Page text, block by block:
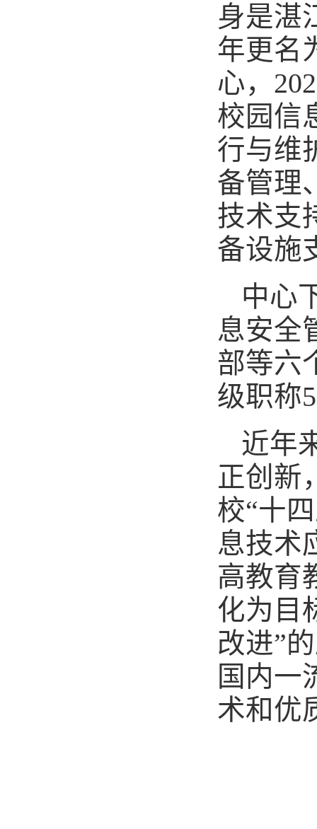
身是湛
年更名
心，
校园信
行与维
备管理
技术支
备设施
中心
息安全
部等六
级职称
近年
正创新
校“十
息技术
高教育
化为目
改进”
国内一
术和优